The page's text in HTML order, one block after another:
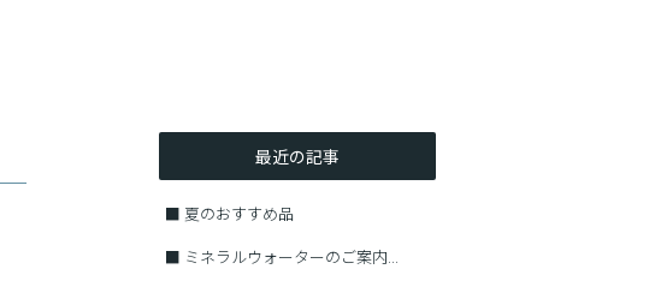
最近の記事
■ 夏のおすすめ品
■ ミネラルウォーターのご案内...